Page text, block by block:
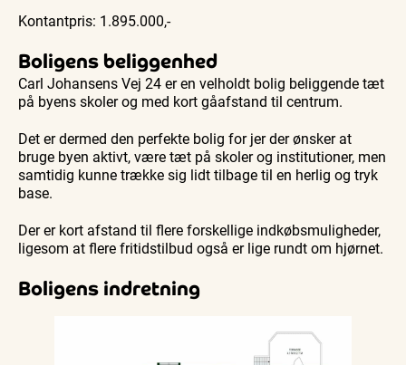
Kontantpris: 1.895.000,-
Boligens beliggenhed
Carl Johansens Vej 24 er en velholdt bolig beliggende tæt
på byens skoler og med kort gåafstand til centrum.
Det er dermed den perfekte bolig for jer der ønsker at
bruge byen aktivt, være tæt på skoler og institutioner, men
samtidig kunne trække sig lidt tilbage til en herlig og tryk
base.
Der er kort afstand til flere forskellige indkøbsmuligheder,
ligesom at flere fritidstilbud også er lige rundt om hjørnet.
Boligens indretning